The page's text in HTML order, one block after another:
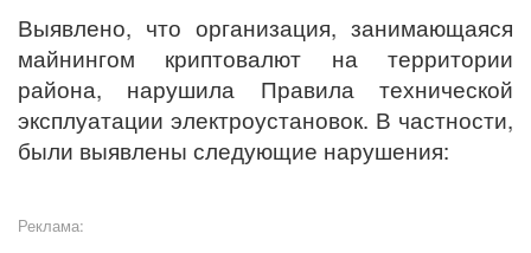
Выявлено, что организация, занимающаяся
майнингом криптовалют на территории
района, нарушила Правила технической
эксплуатации электроустановок. В частности,
были выявлены следующие нарушения:
Реклама: